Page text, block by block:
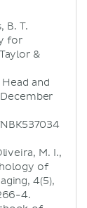
B. T.
for
&
and
M. I.,
of
4(5),
4.